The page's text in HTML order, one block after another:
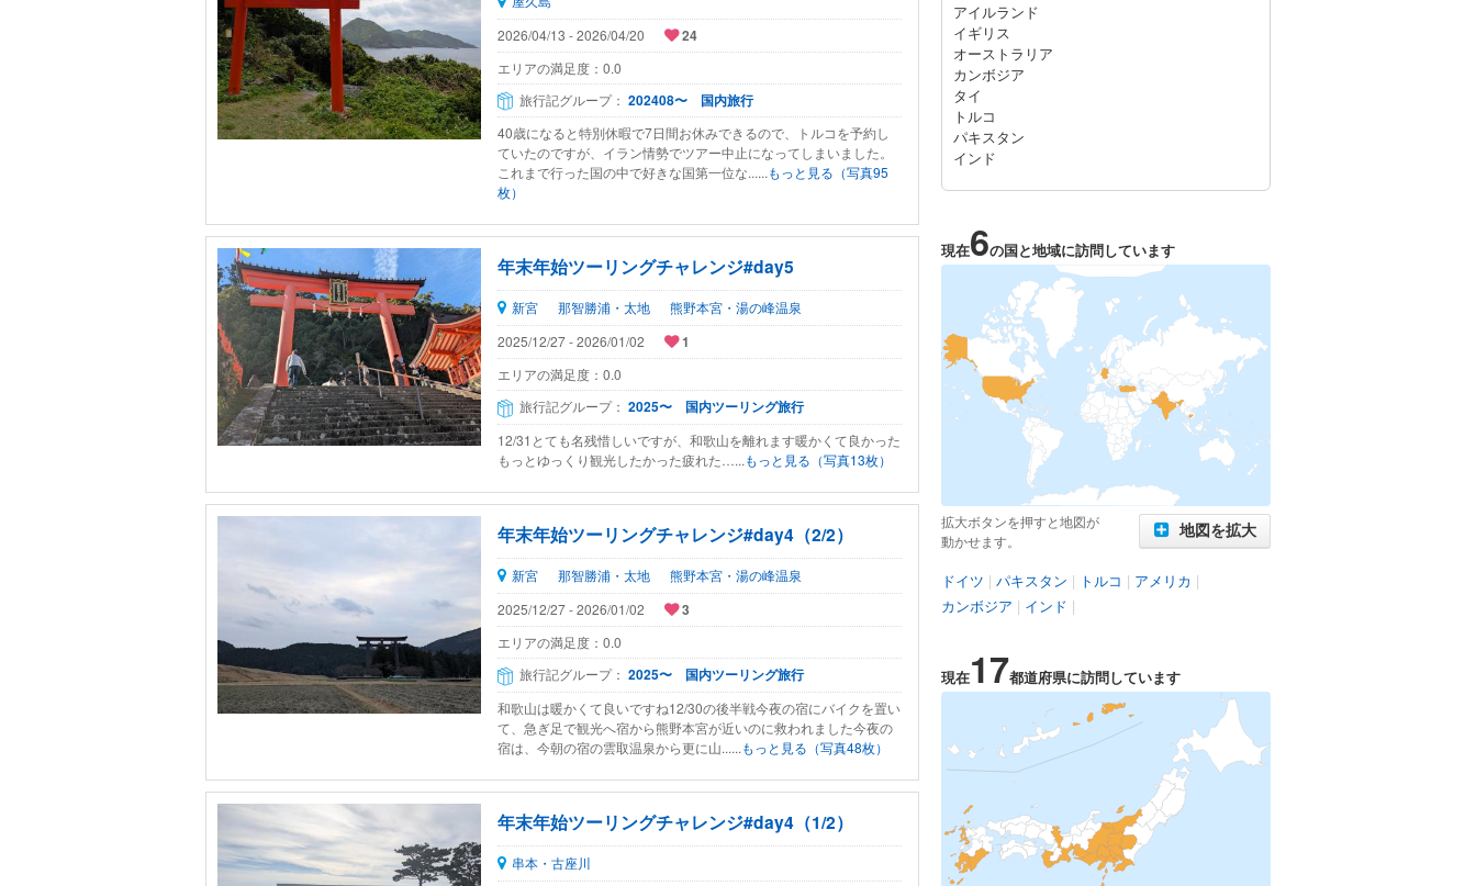
2026/04/13 - 2026/04/20
24
エリアの満足度： 0.0
旅行記グループ： 202408〜 国内旅行
40歳になると特別休暇で7日間お休みできるので、トルコを予約し
ていたのですが、イラン情勢でツアー中止になってしまいました。
これまで行った国の中で好きな国第一位な......もっと見る（写真95
枚）
年末年始ツーリングチャレンジ#day5
新宮 那智勝浦・太地
熊野本宮・湯の峰温泉
2025/12/27 - 2026/01/02
1
エリアの満足度： 0.0
旅行記グループ： 2025〜 国内ツーリング旅行
12/31とても名残惜しいですが、和歌山を離れます暖かくて良かった
もっとゆっくり観光したかった疲れた…...もっと見る（写真13枚）
年末年始ツーリングチャレンジ#day4（2/2）
新宮 那智勝浦・太地
熊野本宮・湯の峰温泉
2025/12/27 - 2026/01/02
3
エリアの満足度： 0.0
旅行記グループ： 2025〜 国内ツーリング旅行
和歌山は暖かくて良いですね12/30の後半戦今夜の宿にバイクを置い
て、急ぎ足で観光へ宿から熊野本宮が近いのに救われました今夜の
宿は、今朝の宿の雲取温泉から更に山......もっと見る（写真48枚）
年末年始ツーリングチャレンジ#day4（1/2）
串本・古座川
アイルランド
イギリス
オーストラリア
カンボジア
タイ
トルコ
パキスタン
インド
現在6の国と地域に訪問しています
拡大ボタンを押すと地図が
動かせます。
地図を拡大
ドイツ | パキスタン | トルコ | アメリカ |
カンボジア | インド |
現在17都道府県に訪問しています